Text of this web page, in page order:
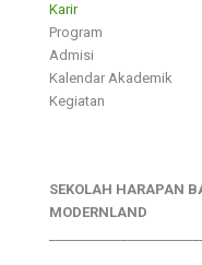
Karir
Program
Admisi
Kalendar Akademik
Kegiatan
SEKOLAH HARAPAN
MODERNLAND